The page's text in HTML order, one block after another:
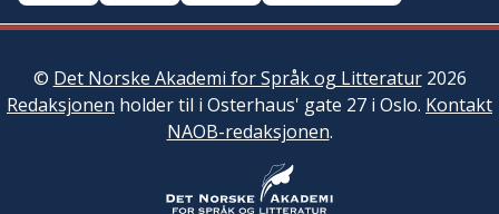
© Det Norske Akademi for Språk og Litteratur2026
Redaksjonen holder til i Osterhaus' gate 27 i Oslo. Kontakt
NAOB-redaksjonen.